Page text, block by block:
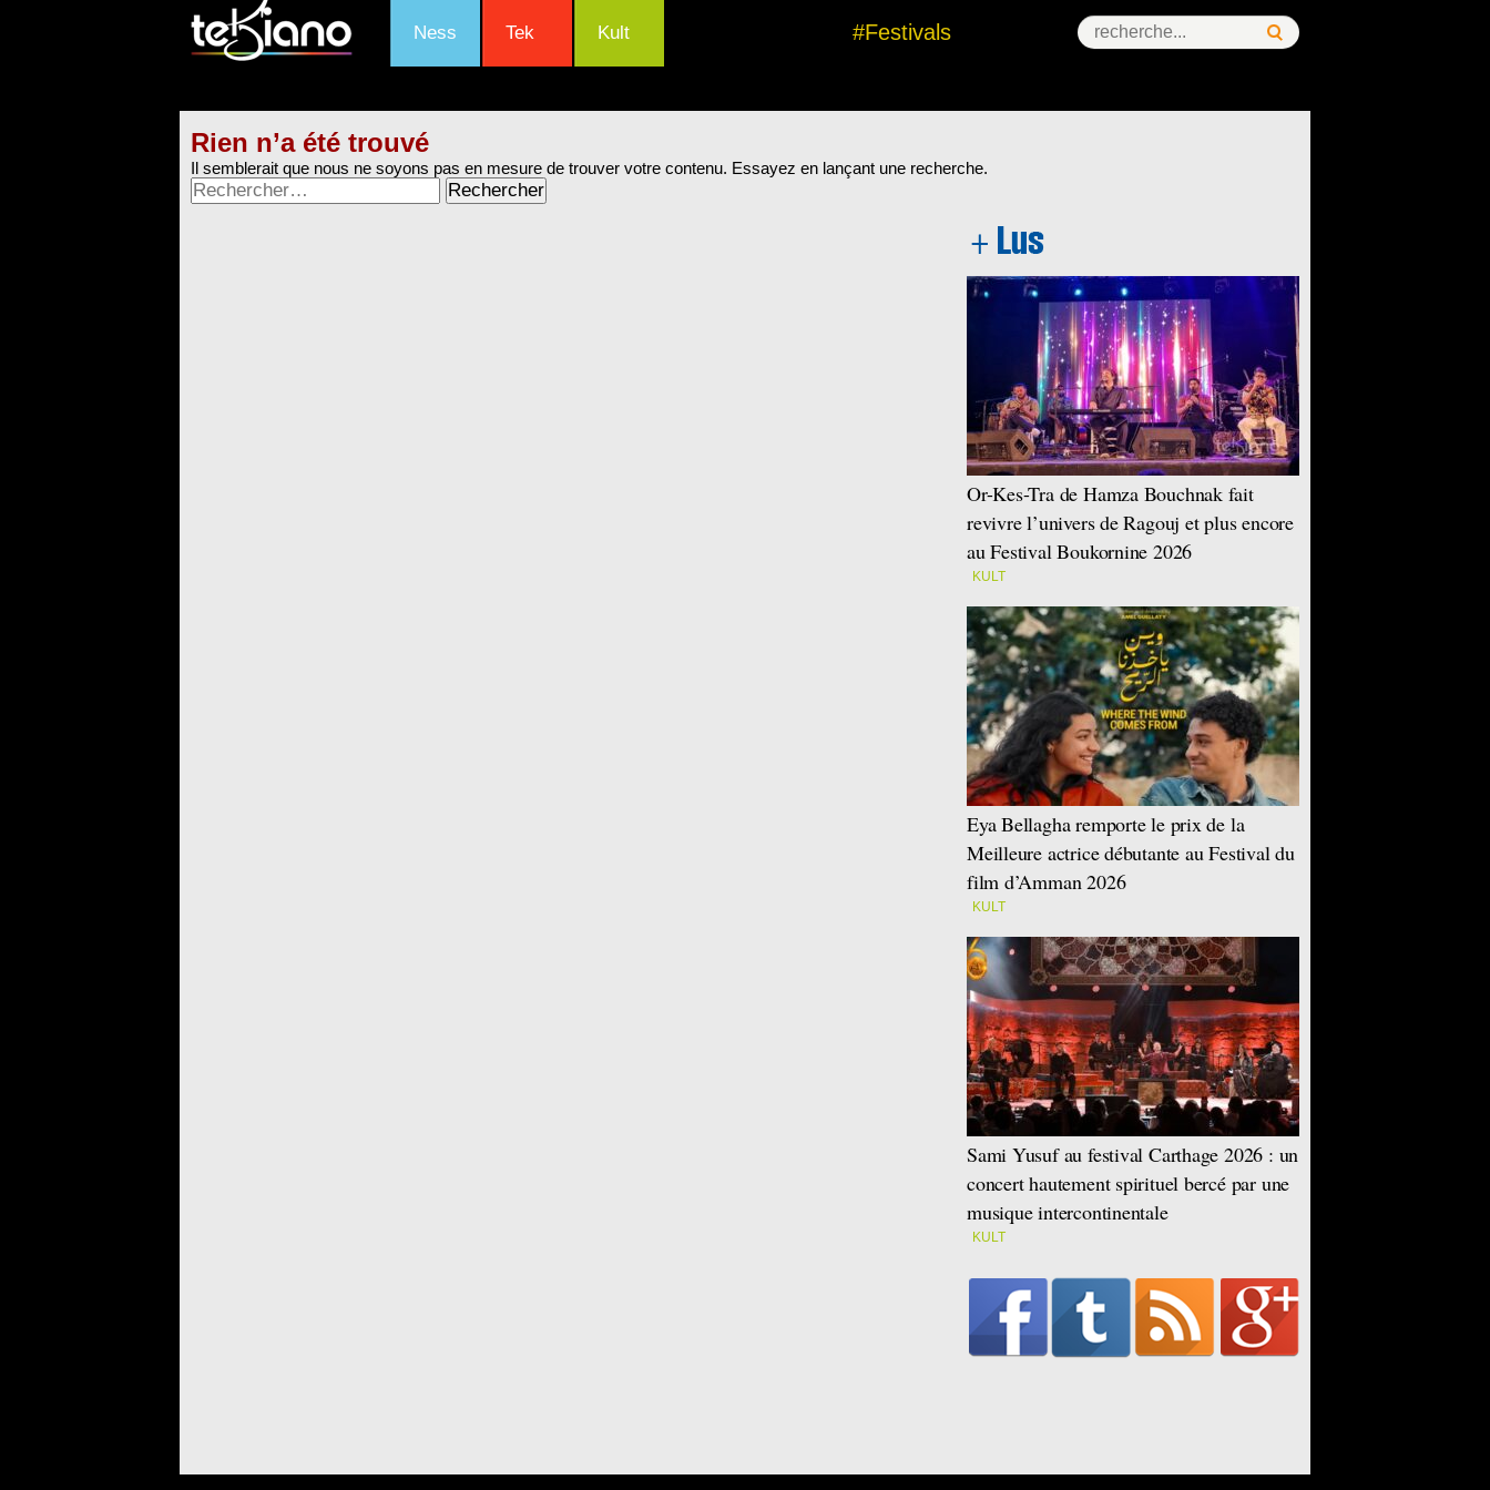
Ness Tek Kult #Festivals
Rien n’a été trouvé
Il semblerait que nous ne soyons pas en mesure de trouver votre contenu. Essayez en lançant une recherche.
Rechercher :
Or-Kes-Tra de Hamza Bouchnak fait
revivre l’univers de Ragouj et plus encore
au Festival Boukornine 2026
KULT
Eya Bellagha remporte le prix de la
Meilleure actrice débutante au Festival du
film d’Amman 2026
KULT
Sami Yusuf au festival Carthage 2026 : un
concert hautement spirituel bercé par une
musique intercontinentale
KULT